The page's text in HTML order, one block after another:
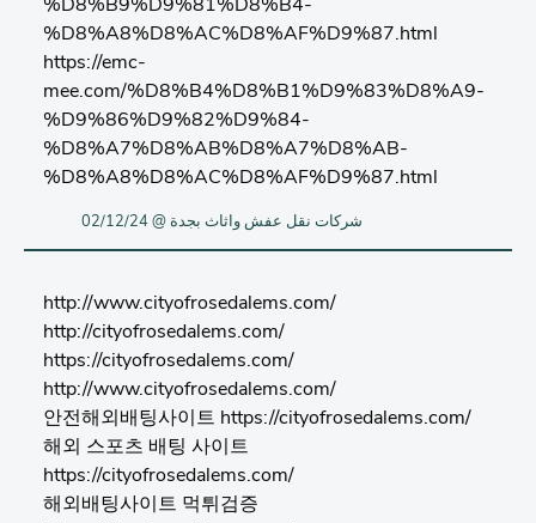
%D8%B9%D9%81%D8%B4-
%D8%A8%D8%AC%D8%AF%D9%87.html
https://emc-
mee.com/%D8%B4%D8%B1%D9%83%D8%A9-
%D9%86%D9%82%D9%84-
%D8%A7%D8%AB%D8%A7%D8%AB-
%D8%A8%D8%AC%D8%AF%D9%87.html
شركات نقل عفش واثاث بجدة @ 02/12/24
http://www.cityofrosedalems.com/
http://cityofrosedalems.com/
https://cityofrosedalems.com/
http://www.cityofrosedalems.com/
안전해외배팅사이트 https://cityofrosedalems.com/
해외 스포츠 배팅 사이트
https://cityofrosedalems.com/
해외배팅사이트 먹튀검증